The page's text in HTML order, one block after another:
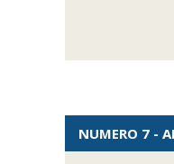
NUMERO 7 -